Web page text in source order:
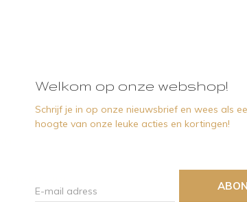
Welkom op onze webshop!
Schrijf je in op onze nieuwsbrief en wees als
hoogte van onze leuke acties en kortingen!